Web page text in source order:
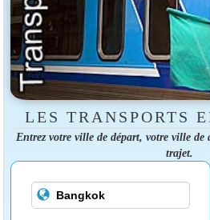
LES TRANSPORTS
Entrez votre ville de départ, votre ville de
trajet.